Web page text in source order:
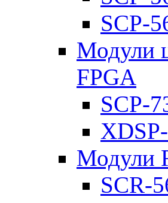
SCP-
Модули
FPGA
SCP-
Модули
SCR-